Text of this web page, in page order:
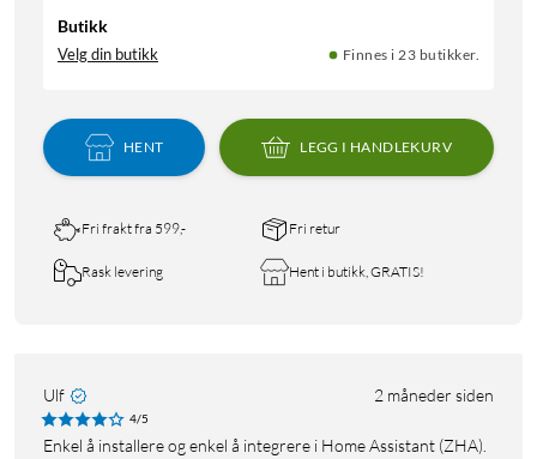
Butikk
Velg din butikk Finnes i 23 butikker.
HENT LEGG I HANDLEKURV
Fri frakt fra 599,- Fri retur
Rask levering Hent i butikk, GRATIS!
Ulf 2 måneder siden
4/5
Enkel å installere og enkel å integrere i Home Assistant (ZHA).